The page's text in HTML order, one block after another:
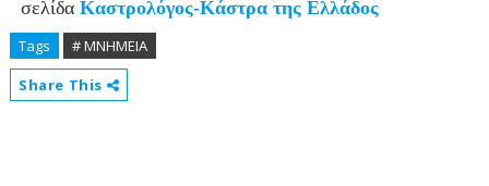
σελίδα Καστρολόγος-Κάστρα της Ελλάδος
Tags
# ΜΝΗΜΕΙΑ
Share This